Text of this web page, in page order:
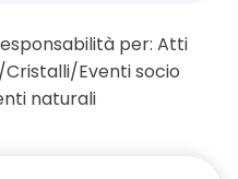
per: Atti
Eventi socio
naturali